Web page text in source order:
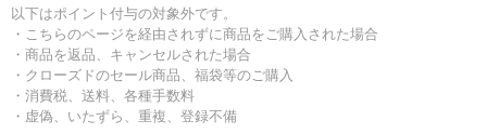
以下はポイント付与の対象外です。
・こちらのページを経由されずに商品をご購入された場合
・商品を返品、キャンセルされた場合
・クローズドのセール商品、福袋等のご購入
・消費税、送料、各種手数料
・虚偽、いたずら、重複、登録不備